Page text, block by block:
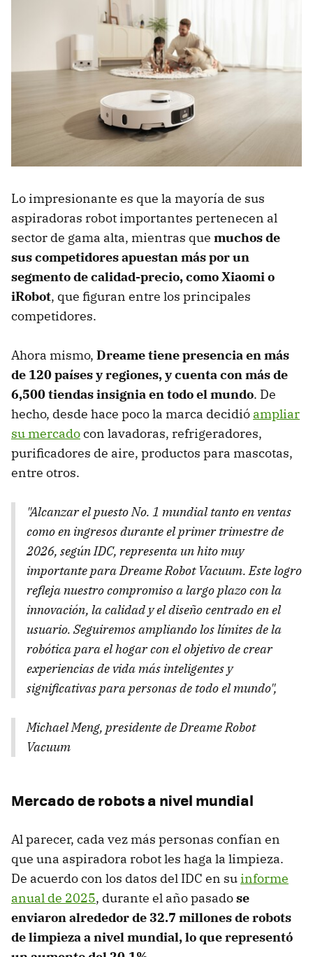
Lo impresionante es que la mayoría de sus
aspiradoras robot importantes pertenecen al
sector de gama alta, mientras que muchos de
sus competidores apuestan más por un
segmento de calidad-precio, como Xiaomi o
iRobot, que figuran entre los principales
competidores.
Ahora mismo, Dreame tiene presencia en más
de 120 países y regiones, y cuenta con más de
6,500 tiendas insignia en todo el mundo. De
hecho, desde hace poco la marca decidió ampliar
su mercadocon lavadoras, refrigeradores,
purificadores de aire, productos para mascotas,
entre otros.
"Alcanzar el puesto No. 1 mundial tanto en ventas
como en ingresos durante el primer trimestre de
2026, según IDC, representa un hito muy
importante para Dreame Robot Vacuum.Este logro
refleja nuestro compromiso a largo plazo con la
innovación, la calidad y el diseño centrado en el
usuario. Seguiremos ampliando los límites de la
robótica para el hogar con el objetivo de crear
experiencias de vida más inteligentes y
significativas para personas de todo el mundo",
Michael Meng, presidente de Dreame Robot
Vacuum
Mercado de robots a nivel mundial
Al parecer, cada vez más personas confían en
que una aspiradora robot les haga la limpieza.
De acuerdo con los datos del IDC en suinforme
anual de 2025, durante el año pasadose
enviaron alrededor de 32.7 millones de robots
de limpieza a nivel mundial, lo que representó